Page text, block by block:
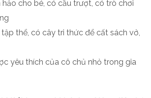
hảo cho bé, có cầu trượt, có trò chơi
thể, có cây tri thức để cất sách vở,
yêu thích của cô chủ nhỏ trong gia